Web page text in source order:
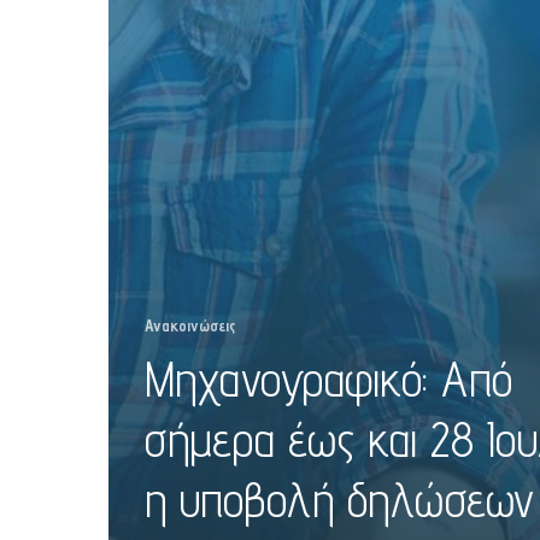
Ανακοινώσεις
Μηχανογραφικό: Από
σήμερα έως και 28
η υποβολή δηλώσεων